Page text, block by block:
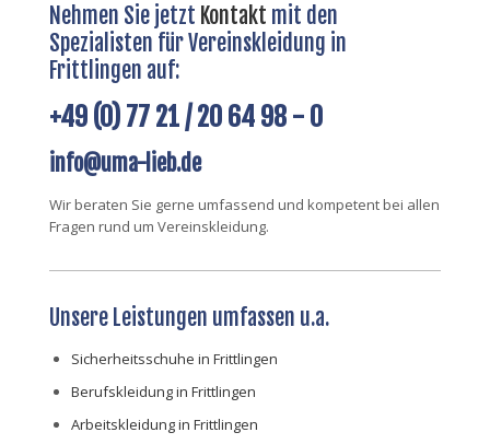
Nehmen Sie jetzt Kontakt mit den
Spezialisten für Vereinskleidung in
Frittlingen auf:
+49 (0) 77 21 / 20 64 98 - 0
info@uma-lieb.de
Wir beraten Sie gerne umfassend und kompetent bei allen
Fragen rund um Vereinskleidung.
Unsere Leistungen umfassen u.a.
Sicherheitsschuhe in Frittlingen
Berufskleidung in Frittlingen
Arbeitskleidung in Frittlingen